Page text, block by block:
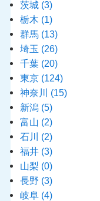
茨城 (3)
栃木 (1)
群馬 (13)
埼玉 (26)
千葉 (20)
東京 (124)
神奈川 (15)
新潟 (5)
富山 (2)
石川 (2)
福井 (3)
山梨 (0)
長野 (3)
岐阜 (4)